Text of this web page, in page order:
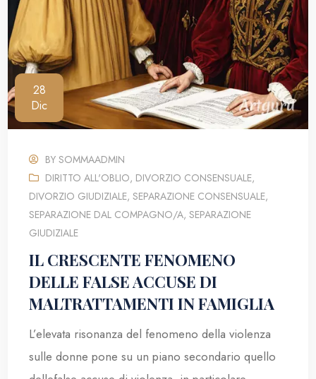
28
Dic
BYSOMMAADMIN
DIRITTO ALL'OBLIO, DIVORZIO CONSENSUALE,
DIVORZIO GIUDIZIALE,SEPARAZIONE CONSENSUALE,
SEPARAZIONE DAL COMPAGNO/A,SEPARAZIONE
GIUDIZIALE
IL CRESCENTE FENOMENO
DELLE FALSE ACCUSE DI
MALTRATTAMENTI IN FAMIGLIA
L’elevata risonanza del fenomeno della violenza
sulle donne pone su un piano secondario quello